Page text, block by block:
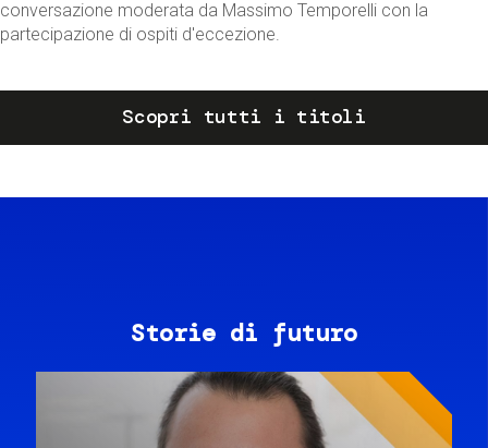
conversazione moderata da Massimo Temporelli con la
partecipazione di ospiti d'eccezione.
Scopri tutti i titoli
Storie di futuro